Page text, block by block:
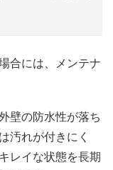
合には、メンテナ
壁の防水性が落ち
汚れが付きにく
レイな状態を長期